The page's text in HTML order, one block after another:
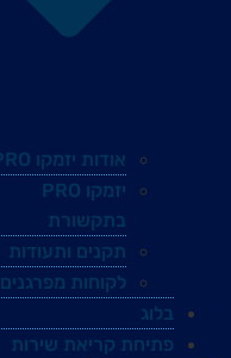
אודות יזמקו PRO
יזמקו PRO
בתקשורת
תקנים ותעודות
לקוחות מפרגנים
בלוג
פתיחת קריאת שירות